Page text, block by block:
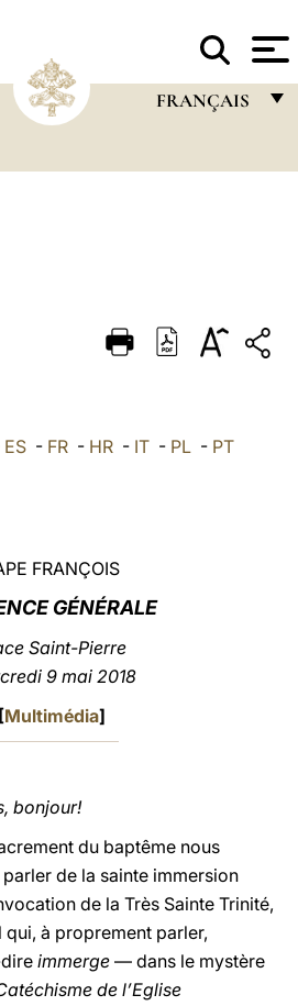
FRANÇAIS
DEUTSCH
العربيّة ES- FR- HR- IT- PL- PT
FRANÇOIS
GÉNÉRALE
Saint-Pierre
9 mai 2018
[Multimédia]
bonjour!
du baptême nous
de la sainte immersion
de la Très Sainte Trinité,
à proprement parler,
immerge — dans le mystère
de l’Eglise